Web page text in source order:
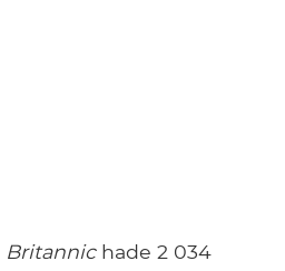
Britannichade 2 034